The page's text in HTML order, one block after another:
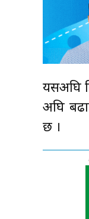
यसअघि
अघि
छ ।